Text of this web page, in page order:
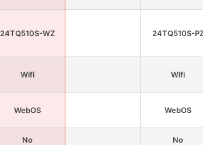
24TQ510S-WZ 24TQ510S-
Wifi Wifi
WebOS WebOS
No No